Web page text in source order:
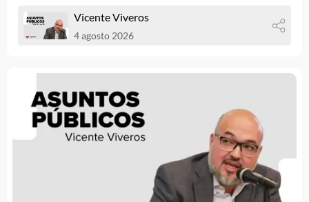
Vicente Viveros
4 agosto 2026